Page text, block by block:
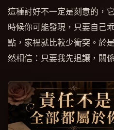
這種討好不一定是刻意的，
時候你可能發現，只要自己
點，家裡就比較少衝突。於
然相信：只要我先退讓，關